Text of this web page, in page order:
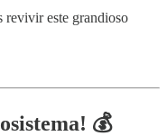
revivir este grandioso
💰